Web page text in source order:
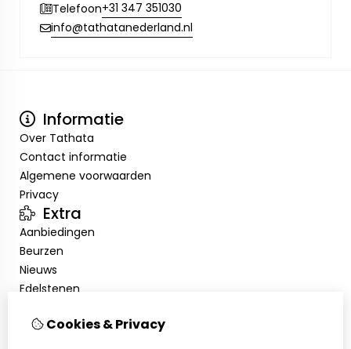
Telefoon+31 347 351030
info@tathatanederland.nl
Informatie
Over Tathata
Contact informatie
Algemene voorwaarden
Privacy
Extra
Aanbiedingen
Beurzen
Nieuws
Edelstenen
Mijn account
Cookies & Privacy